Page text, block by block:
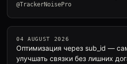
@TrackerNoisePro
04 AUGUST 2026
Оптимизация через sub_id —
улучшать связки без лишних